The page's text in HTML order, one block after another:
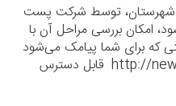
شهرستان، توسط شرکت پست
امکان بررسی مراحل آن با
که برای شما پیامک می‌شود
در سایت http://newtracking.post.ir قابل دسترس